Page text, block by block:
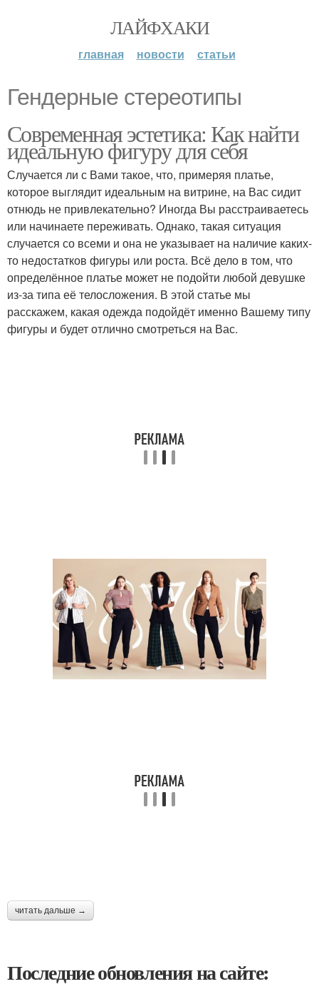
ЛАЙФХАКИ
главная новости статьи
Гендерные стереотипы
Современная эстетика: Как найти
идеальную фигуру для себя
Случается ли с Вами такое, что, примеряя платье,
которое выглядит идеальным на витрине, на Вас сидит
отнюдь не привлекательно? Иногда Вы расстраиваетесь
или начинаете переживать. Однако, такая ситуация
случается со всеми и она не указывает на наличие каких-
то недостатков фигуры или роста. Всё дело в том, что
определённое платье может не подойти любой девушке
из-за типа её телосложения. В этой статье мы
расскажем, какая одежда подойдёт именно Вашему типу
фигуры и будет отлично смотреться на Вас.
читать дальше →
Последние обновления на сайте: